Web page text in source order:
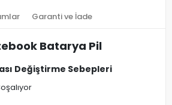
Garanti ve İade
Batarya Pil
Değiştirme Sebepleri